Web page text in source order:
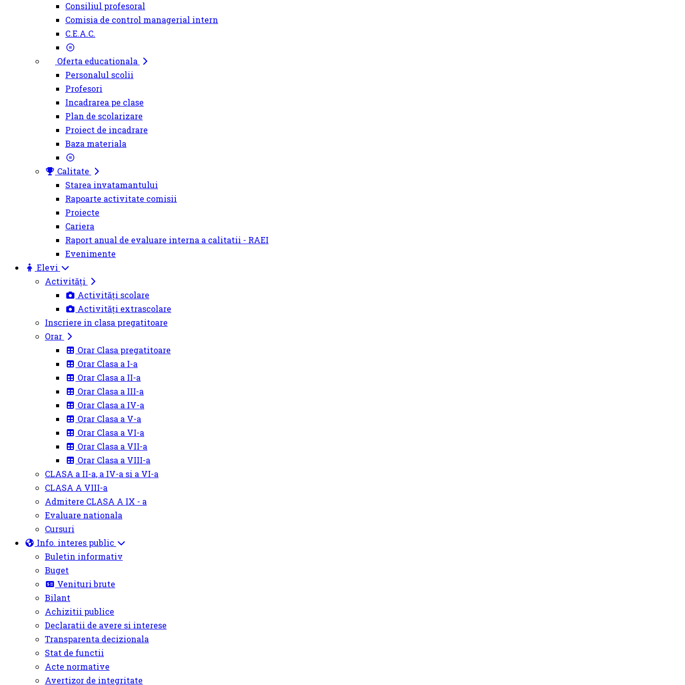
Consiliul profesoral
Comisia de control managerial intern
C.E.A.C.
Oferta educationala
Personalul scolii
Profesori
Incadrarea pe clase
Plan de scolarizare
Proiect de incadrare
Baza materiala
Calitate
Starea invatamantului
Rapoarte activitate comisii
Proiecte
Cariera
Raport anual de evaluare interna a calitatii - RAEI
Evenimente
Elevi
Activități
Activități scolare
Activități extrascolare
Inscriere in clasa pregatitoare
Orar
Orar Clasa pregatitoare
Orar Clasa a I-a
Orar Clasa a II-a
Orar Clasa a III-a
Orar Clasa a IV-a
Orar Clasa a V-a
Orar Clasa a VI-a
Orar Clasa a VII-a
Orar Clasa a VIII-a
CLASA a II-a, a IV-a si a VI-a
CLASA A VIII-a
Admitere CLASA A IX - a
Evaluare nationala
Cursuri
Info. interes public
Buletin informativ
Buget
Venituri brute
Bilant
Achizitii publice
Declaratii de avere si interese
Transparenta decizionala
Stat de functii
Acte normative
Avertizor de integritate